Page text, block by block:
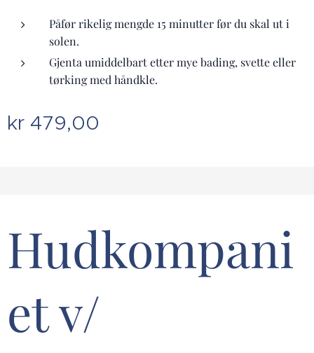
Påfør rikelig mengde 15 minutter før du skal ut i
solen.
Gjenta umiddelbart etter mye bading, svette eller
tørking med håndkle.
kr 479,00
Hudkompani
et v/